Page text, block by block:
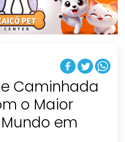
t
i
o
n
Caminhada
o Maior
em